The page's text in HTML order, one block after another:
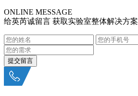
ONLINE MESSAGE
给英芮诚留言 获取实验室整体解决方案